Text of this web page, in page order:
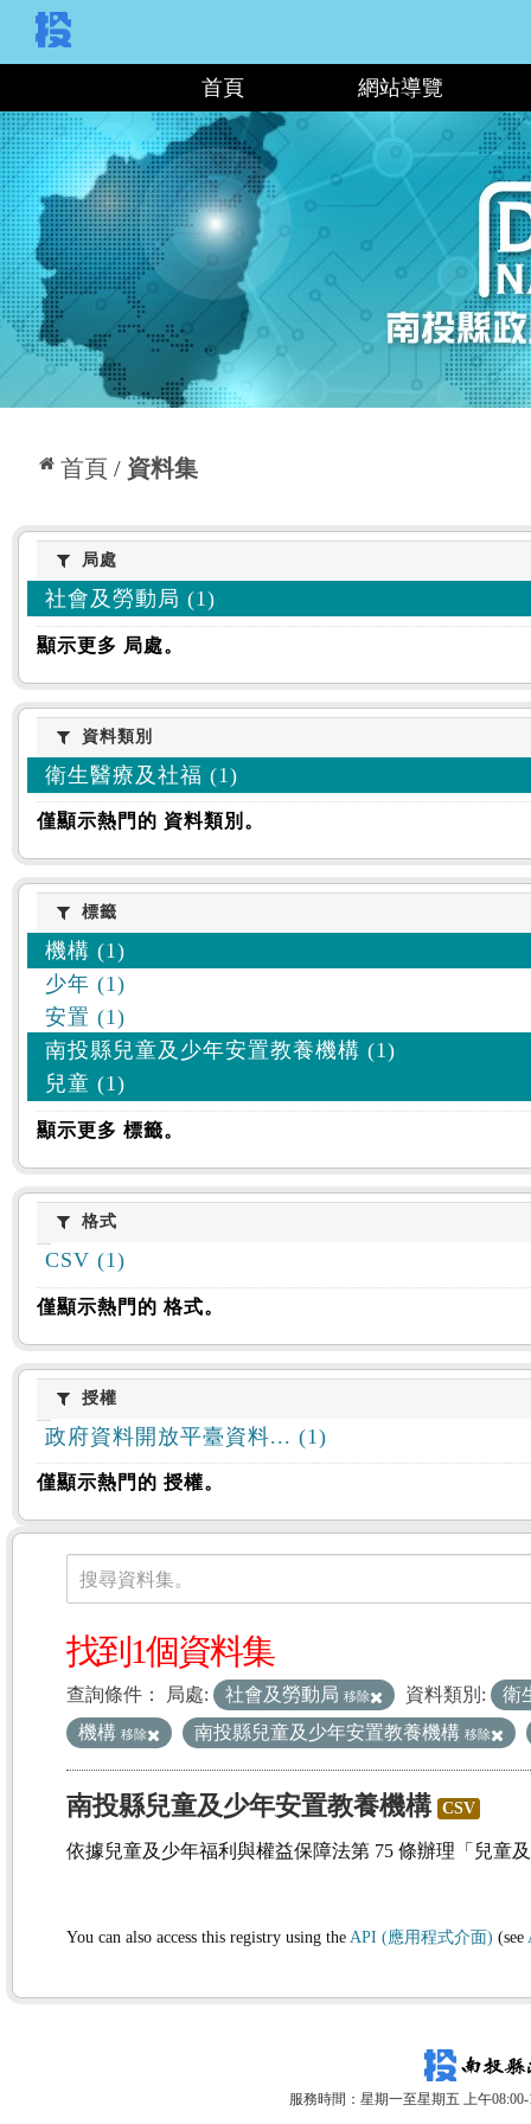
首頁 網站導覽
首頁 資料集
:::
局處局處
社會及勞動局 (1)
顯示更多 局處。
資料類別
資料類別
衛生醫療及社福 (1)
僅顯示熱門的 資料類別。
標籤標籤
機構 (1)
少年 (1)
安置 (1)
南投縣兒童及少年安置教養機構 (1)
兒童 (1)
顯示更多 標籤。
格式格式
CSV (1)
僅顯示熱門的 格式。
授權授權
政府資料開放平臺資料... (1)
僅顯示熱門的 授權。
資料集
搜尋資料集。
找到1個資料集
查詢條件： 局處: 社會及勞動局 移除 資料類別:
衛
機構 移除 南投縣兒童及少年安置教養機構 移除
南投縣兒童及少年安置教養機構 CSV
依據兒童及少年福利與權益保障法第 75 條辦理「兒童
You can also access this registry using the API (應用程式介面) (see
服務時間：星期一至星期五 上午